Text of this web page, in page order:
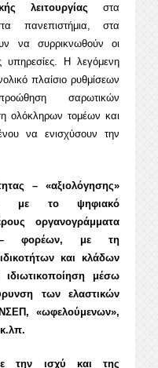
λειτουργίας στα
πανεπιστήμια, στα
να συρρικνωθούν οι
υπηρεσίες. Η λεγόμενη
πλαίσιο ρυθμίσεων
σαρωτικών
ολόκληρων τομέων και
να ενισχύσουν την
– «αξιολόγησης»
με το ψηφιακό
οργανογράμματα
– φορέων, με τη
και κλάδων
μέσω
των ελαστικών
«ωφελούμενων»,
την ισχύ και της